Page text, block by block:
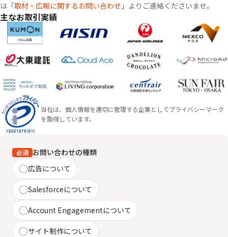
は「取材・広報に関するお問い合わせ 」よりご連絡くださいませ。
主なお取引実績
当社は、個人情報を適切に管理する企業としてプライバシーマーク
を取得しています。
必須 お問い合わせの種類
広告について
Salesforceについて
Account Engagementについて
サイト制作について